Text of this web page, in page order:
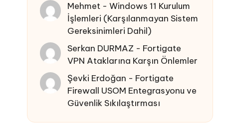
Mehmet -Windows 11 Kurulum
İşlemleri (Karşılanmayan Sistem
Gereksinimleri Dahil)
Serkan DURMAZ - Fortigate
VPN Ataklarına Karşın Önlemler
Şevki Erdoğan - Fortigate
Firewall USOM Entegrasyonu ve
Güvenlik Sıkılaştırması